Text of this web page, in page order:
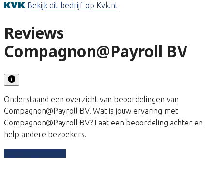
Bekijk dit bedrijf op Kvk.nl
Reviews
Compagnon@Payroll BV
Onderstaand een overzicht van beoordelingen van
Compagnon@Payroll BV. Wat is jouw ervaring met
Compagnon@Payroll BV? Laat een beoordeling achter en
help andere bezoekers.